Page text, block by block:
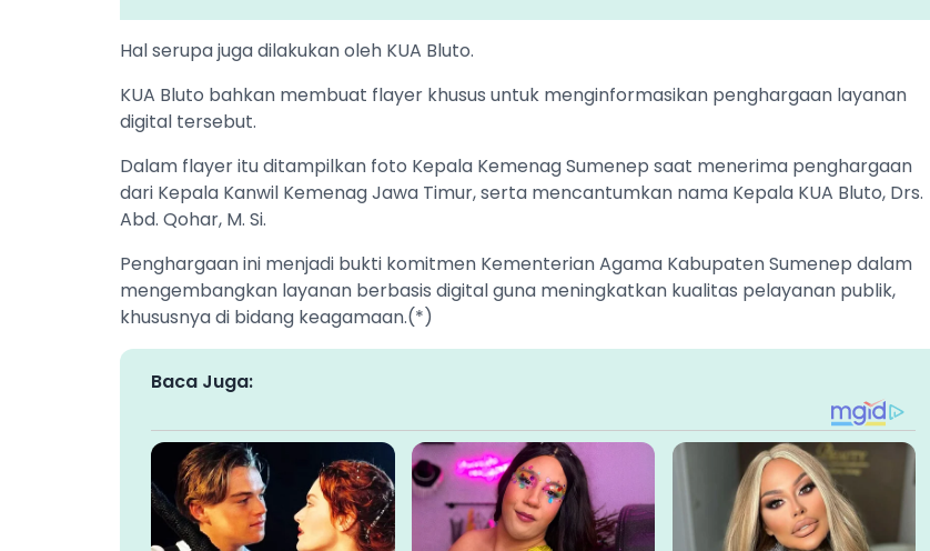
Hal serupa juga dilakukan oleh KUA Bluto.
KUA Bluto bahkan membuat flayer khusus untuk menginformasikan penghargaan layanan
digital tersebut.
Dalam flayer itu ditampilkan foto Kepala Kemenag Sumenep saat menerima penghargaan
dari Kepala Kanwil Kemenag Jawa Timur, serta mencantumkan nama Kepala KUA Bluto, Drs.
Abd. Qohar, M. Si.
Penghargaan ini menjadi bukti komitmen Kementerian Agama Kabupaten Sumenep dalam
mengembangkan layanan berbasis digital guna meningkatkan kualitas pelayanan publik,
khususnya di bidang keagamaan.(*)
Baca Juga: